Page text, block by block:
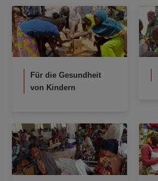
Für die Gesundheit
von Kindern